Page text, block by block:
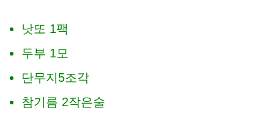
낫또 1팩
두부 1모
단무지5조각
참기름 2작은술